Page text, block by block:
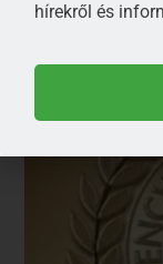
hírekről és